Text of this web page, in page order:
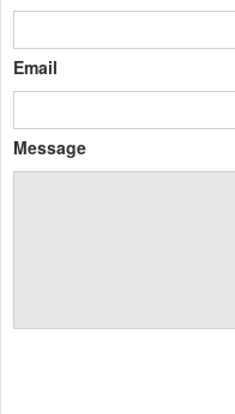
Email
Message